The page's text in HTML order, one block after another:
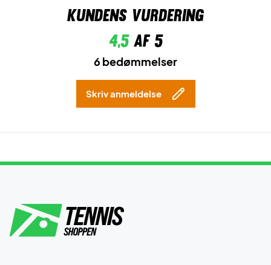
Kundens vurdering
4,5af 5
6 bedømmelser
Skriv anmeldelse